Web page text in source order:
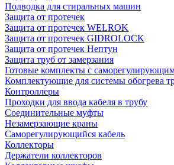
Подводка для стиральных машин
Защита от протечек
Защита от протечек WELROK
Защита от протечек GIDROLOCK
Защита от протечек Нептун
Защита труб от замерзания
Готовые комплекты с
Комплектующие для системы обогрева
Контроллеры
Проходки для ввода кабеля в трубу
Соединительные муфты
Незамерзающие краны
Саморегулирующийся кабель
Коллекторы
Держатели коллекторов